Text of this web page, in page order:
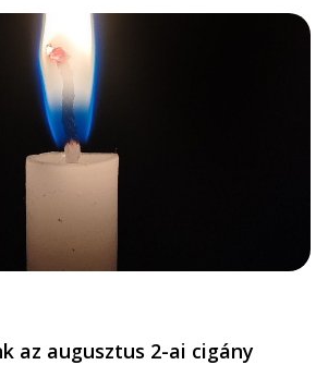
az augusztus 2-ai cigány